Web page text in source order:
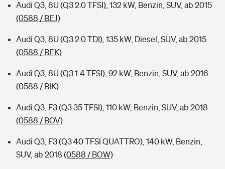
Audi Q3, 8U (Q3 2.0 TFSI), 132 kW, Benzin, SUV, ab 2015
(0588 / BEJ)
Audi Q3, 8U (Q3 2.0 TDI), 135 kW, Diesel, SUV, ab 2015
(0588 / BEK)
Audi Q3, 8U (Q3 1.4 TFSI), 92 kW, Benzin, SUV, ab 2016
(0588 / BIK)
Audi Q3, F3 (Q3 35 TFSI), 110 kW, Benzin, SUV, ab 2018
(0588 / BOV)
Audi Q3, F3 (Q3 40 TFSI QUATTRO), 140 kW, Benzin,
SUV, ab 2018 (0588 / BOW)